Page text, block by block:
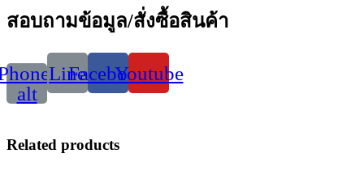
สอบถามข้อมูล/สั่งซื้อสินค้า
alt
LineFacebookYoutube
Related products